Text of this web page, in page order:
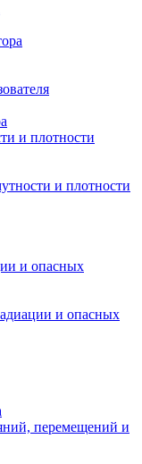
и плотности
и плотности
и опасных
и опасных
перемещений и